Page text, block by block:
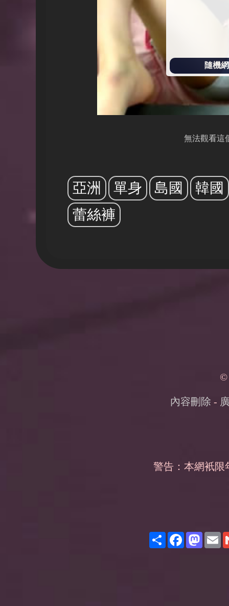
隨機
無法觀看這
亞洲 單身 島國
韓國
蕾絲褲
©
內容刪除 -
警告：本網衹限
ShareFacebook